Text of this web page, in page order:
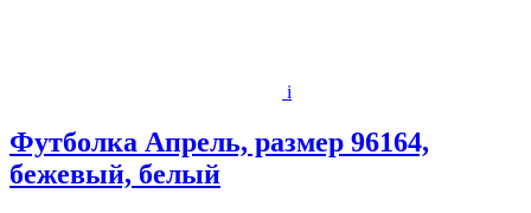
i
Футболка Апрель, размер 96164,
бежевый, белый